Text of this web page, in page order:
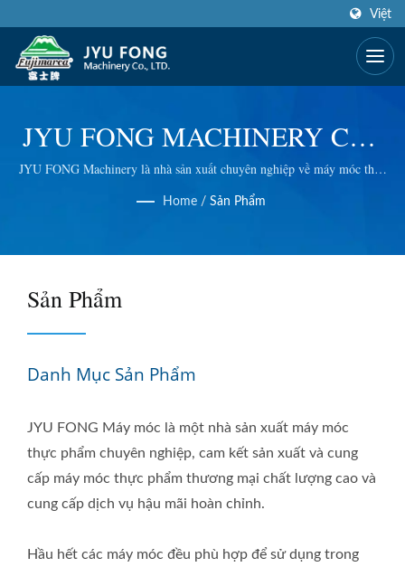
Việt
JYU FONG MACHINERY CO.,
LTD.
JYU FONG Machinery là nhà sản xuất chuyên nghiệp về máy móc thực
phẩm thương mại, với công nghệ xuất sắc và dịch vụ giàu kinh nghiệm
dành cho khách hàng quý giá của chúng tôi.
Home / Sản Phẩm
Sản Phẩm
Danh Mục Sản Phẩm
JYU FONG Máy móc là một nhà sản xuất máy móc
thực phẩm chuyên nghiệp, cam kết sản xuất và cung
cấp máy móc thực phẩm thương mại chất lượng cao và
cung cấp dịch vụ hậu mãi hoàn chỉnh.
Hầu hết các máy móc đều phù hợp để sử dụng trong